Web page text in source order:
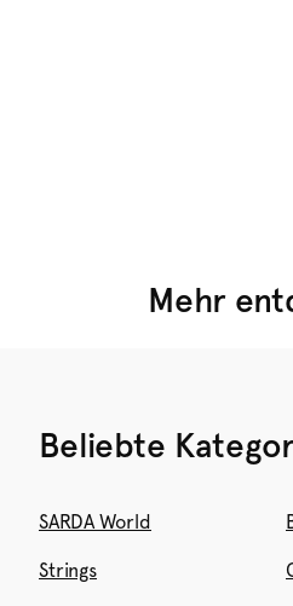
Mehr
Jetzt kaufen
Jetzt kaufen
Jetzt shoppen
Beliebte
SARDA World
Strings